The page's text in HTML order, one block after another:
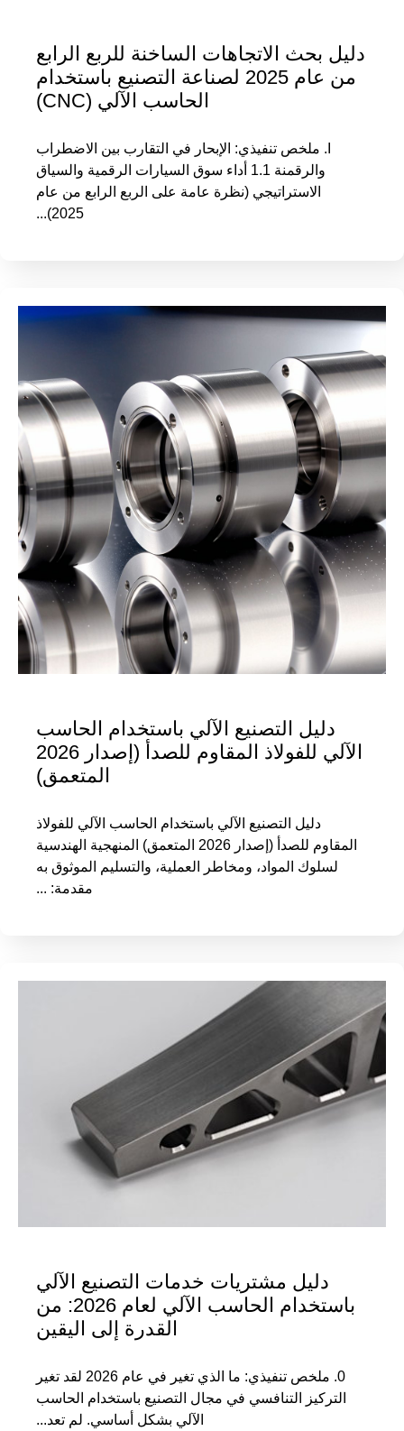
دليل بحث الاتجاهات الساخنة للربع الرابع
من عام 2025 لصناعة التصنيع باستخدام
الحاسب الآلي (CNC)
I. ملخص تنفيذي: الإبحار في التقارب بين الاضطراب
والرقمنة 1.1 أداء سوق السيارات الرقمية والسياق
الاستراتيجي (نظرة عامة على الربع الرابع من عام
2025)...
دليل التصنيع الآلي باستخدام الحاسب
الآلي للفولاذ المقاوم للصدأ (إصدار 2026
المتعمق)
دليل التصنيع الآلي باستخدام الحاسب الآلي للفولاذ
المقاوم للصدأ (إصدار 2026 المتعمق) المنهجية الهندسية
لسلوك المواد، ومخاطر العملية، والتسليم الموثوق به
مقدمة: ...
دليل مشتريات خدمات التصنيع الآلي
باستخدام الحاسب الآلي لعام 2026: من
القدرة إلى اليقين
0. ملخص تنفيذي: ما الذي تغير في عام 2026 لقد تغير
التركيز التنافسي في مجال التصنيع باستخدام الحاسب
الآلي بشكل أساسي. لم تعد...